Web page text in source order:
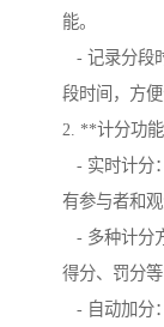
能。
- 记录分段
段时间，方便
2. **计分功能
- 实时计分
有参与者和
- 多种计分
得分、罚分
- 自动加分